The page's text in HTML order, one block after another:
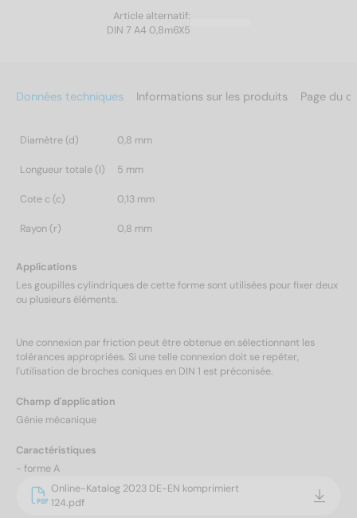
Article alternatif:
DIN 7 A4 0,8m6X5
Données techniques Informations sur les produits Page du
Diamètre (d) 0,8 mm
Longueur totale (l) 5 mm
Cote c (c) 0,13 mm
Rayon (r) 0,8 mm
Applications
Les goupilles cylindriques de cette forme sont utilisées pour fixer deux
ou plusieurs éléments.
Une connexion par friction peut être obtenue en sélectionnant les
tolérances appropriées. Si une telle connexion doit se repéter,
l'utilisation de broches coniques en DIN 1 est préconisée.
Champ d'application
Génie mécanique
Caractéristiques
- forme A
Online-Katalog 2023 DE-EN komprimiert
124.pdf